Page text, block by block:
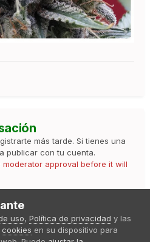
más tarde. Si tienes una
publicar con tu cuenta.
approval before it will
uso, Política de privacidad y las
cookies en su dispositivo para